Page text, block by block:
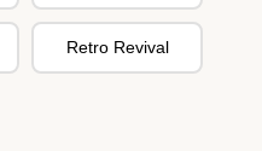
Retro Revival